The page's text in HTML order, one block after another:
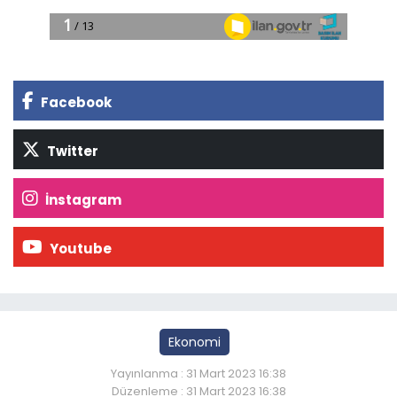
Facebook
Twitter
İnstagram
Youtube
Ekonomi
Yayınlanma : 31 Mart 2023 16:38
Düzenleme : 31 Mart 2023 16:38